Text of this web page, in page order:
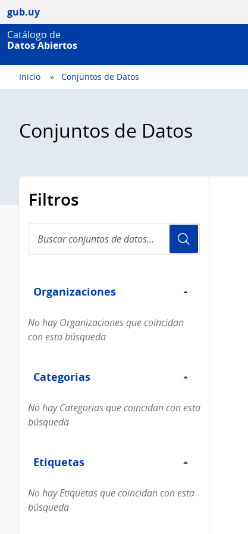
gub.uy
Catálogo de
Datos Abiertos
Inicio Conjuntos de Datos
Conjuntos de Datos
Filtros
conjuntos
de
Organizaciones
Organizaciones
No hay Organizaciones que coincidan
con esta búsqueda
Categorias
Categorias
No hay Categorias que coincidan con esta
búsqueda
Etiquetas
Etiquetas
No hay Etiquetas que coincidan con esta
búsqueda